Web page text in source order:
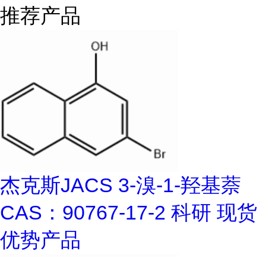
推荐产品
杰克斯JACS 3-溴-1-羟基萘
CAS：90767-17-2 科研 现货
优势产品